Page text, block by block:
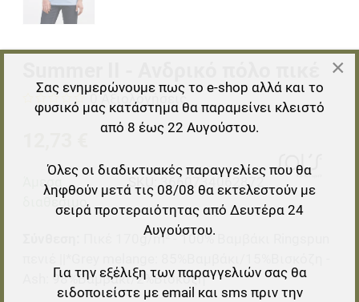
0 Αξιολογήσεις
Άμεσα
διαθέσιμο
SKU: 3660734062872
Πικέ 170g/m² - 100% Βαμβάκι Ringspun
Ash: 98%Βαμβάκι/2%Βισκόζη
×
Σας ενημερώνουμε πως το e-shop αλλά και το
φυσικό μας κατάστημα θα παραμείνει κλειστό
από 8 έως 22 Αυγούστου.
Όλες οι διαδικτυακές παραγγελίες που θα
ληφθούν μετά τις 08/08 θα εκτελεστούν με
σειρά προτεραιότητας από Δευτέρα 24
Αυγούστου.
Για την εξέλιξη των παραγγελιών σας θα
ειδοποιείστε με email και sms πριν την